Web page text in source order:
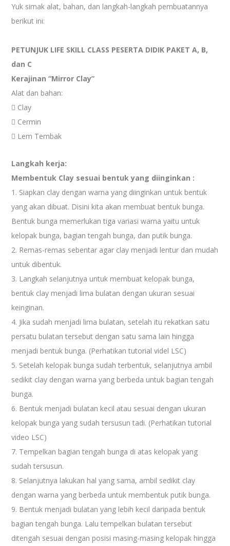
Yuk simak alat, bahan, dan langkah-langkah pembuatannya
berikut ini:
PETUNJUK LIFE SKILL CLASS PESERTA DIDIK PAKET A, B,
dan C
Kerajinan “Mirror Clay”
Alat dan bahan:
 Clay
 Cermin
 Lem Tembak
Langkah kerja:
Membentuk Clay sesuai bentuk yang diinginkan :
1. Siapkan clay dengan warna yang diinginkan untuk bentuk
yang akan dibuat. Disini kita akan membuat bentuk bunga.
Bentuk bunga memerlukan tiga variasi warna yaitu untuk
kelopak bunga, bagian tengah bunga, dan putik bunga.
2. Remas-remas sebentar agar clay menjadi lentur dan mudah
untuk dibentuk.
3. Langkah selanjutnya untuk membuat kelopak bunga,
bentuk clay menjadi lima bulatan dengan ukuran sesuai
keinginan.
4. Jika sudah menjadi lima bulatan, setelah itu rekatkan satu
persatu bulatan tersebut dengan satu sama lain hingga
menjadi bentuk bunga. (Perhatikan tutorial videl LSC)
5. Setelah kelopak bunga sudah terbentuk, selanjutnya ambil
sedikit clay dengan warna yang berbeda untuk bagian tengah
bunga.
6. Bentuk menjadi bulatan kecil atau sesuai dengan ukuran
kelopak bunga yang sudah tersusun tadi. (Perhatikan tutorial
video LSC)
7. Tempelkan bagian tengah bunga di atas kelopak yang
sudah tersusun.
8. Selanjutnya lakukan hal yang sama, ambil sedikit clay
dengan warna yang berbeda untuk membentuk putik bunga.
9. Bentuk menjadi bulatan yang lebih kecil daripada bentuk
bagian tengah bunga. Lalu tempelkan bulatan tersebut
ditengah sesuai dengan posisi masing-masing kelopak hingga